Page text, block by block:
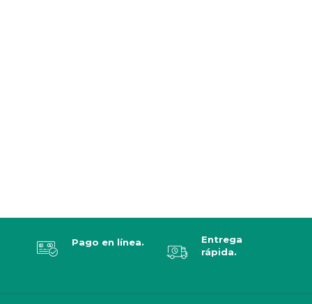
Pago en línea.
Entrega
rápida.